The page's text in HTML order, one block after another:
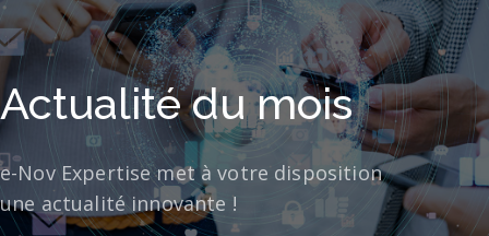
Actualité du mois
e-Nov Expertise met à votre disposition
une actualité innovante !